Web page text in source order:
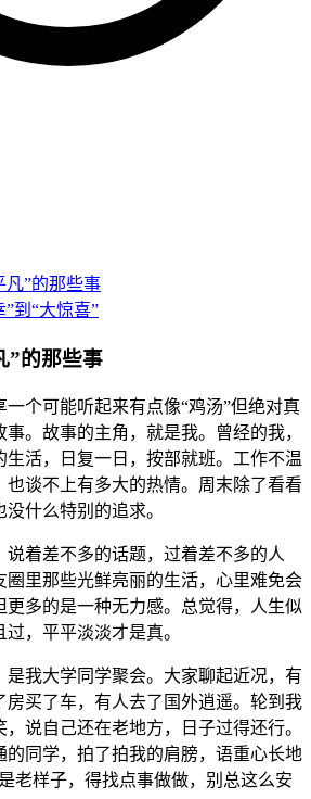
凡”的那些事
到“大惊喜”
”的那些事
个可能听起来有点像“鸡汤”但绝对真
。故事的主角，就是我。曾经的我，
生活，日复一日，按部就班。工作不温
也谈不上有多大的热情。周末除了看看
什么特别的追求。
说着差不多的话题，过着差不多的人
圈里那些光鲜亮丽的生活，心里难免会
更多的是一种无力感。总觉得，人生似
，平平淡淡才是真。
是我大学同学聚会。大家聊起近况，有
房买了车，有人去了国外逍遥。轮到我
说自己还在老地方，日子过得还行。
的同学，拍了拍我的肩膀，语重心长地
老样子，得找点事做做，别总这么安